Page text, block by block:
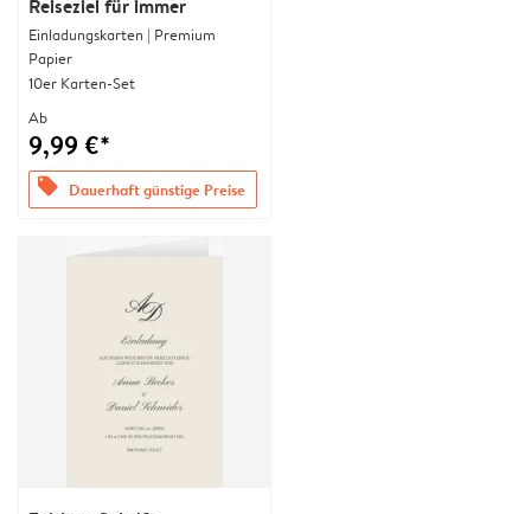
Reiseziel für immer
Einladungskarten | Premium
Papier
10er Karten-Set
Ab
9,99 €*
offers Dauerhaft günstige Preise